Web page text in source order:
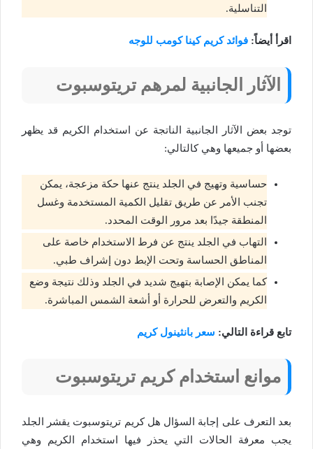
التناسلية.
اقرأ أيضاً: فوائد كريم كينا كومب للوجه
الآثار الجانبية لمرهم تريتوسبوت
توجد بعض الآثار الجانبية الناتجة عن استخدام الكريم قد يظهر
بعضها أو جميعها وهي كالتالي:
حساسية وتهيج في الجلد ينتج عنها حكة مزعجة، يمكن
تجنب الأمر عن طريق تقليل الكمية المستخدمة وغسل
المنطقة جيدًا بعد مرور الوقت المحدد.
التهاب في الجلد ينتج عن فرط الاستخدام خاصة على
المناطق الحساسة وتحت الإبط دون إشراف طبي.
كما يمكن الإصابة بتهيج شديد في الجلد وذلك نتيجة وضع
الكريم والتعرض للحرارة أو أشعة الشمس المباشرة.
تابع قراءة التالي: سعر بانثينول كريم
موانع استخدام كريم تريتوسبوت
بعد التعرف على إجابة السؤال هل كريم تريتوسبوت يقشر الجلد
يجب معرفة الحالات التي يحذر فيها استخدام الكريم وهي